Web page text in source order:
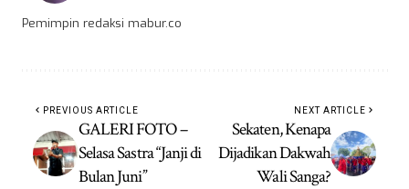
Pemimpin redaksi mabur.co
PREVIOUS ARTICLE
GALERI FOTO –
Selasa Sastra “Janji di
Bulan Juni”
NEXT ARTICLE
Sekaten, Kenapa
Dijadikan Dakwah
Wali Sanga?